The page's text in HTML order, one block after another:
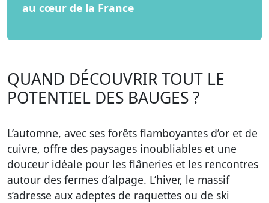
au cœur de la France
QUAND DÉCOUVRIR TOUT LE
POTENTIEL DES BAUGES ?
L’automne, avec ses forêts flamboyantes d’or et de
cuivre, offre des paysages inoubliables et une
douceur idéale pour les flâneries et les rencontres
autour des fermes d’alpage. L’hiver, le massif
s’adresse aux adeptes de raquettes ou de ski